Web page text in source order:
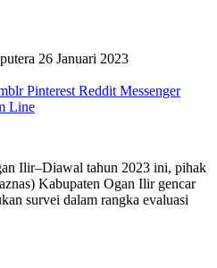
26 Januari 2023
Pinterest Reddit Messenger
Line
Ilir–Diawal tahun 2023 ini, pihak
Kabupaten Ogan Ilir gencar
survei dalam rangka evaluasi